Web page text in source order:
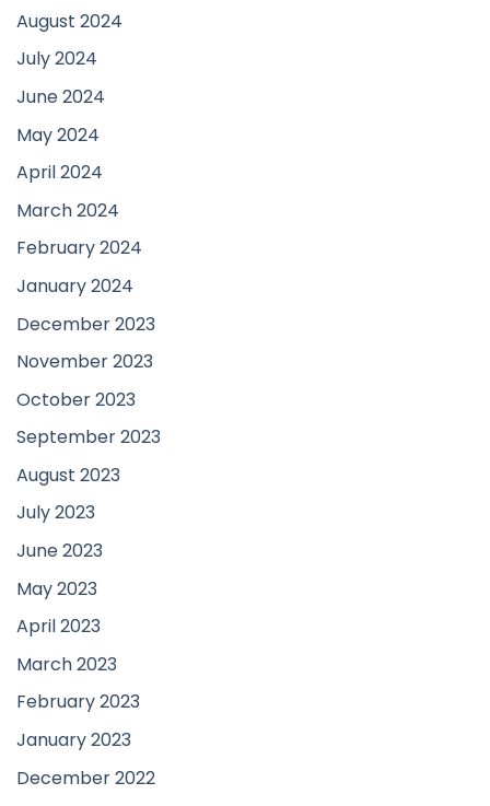
August 2024
July 2024
June 2024
May 2024
April 2024
March 2024
February 2024
January 2024
December 2023
November 2023
October 2023
September 2023
August 2023
July 2023
June 2023
May 2023
April 2023
March 2023
February 2023
January 2023
December 2022